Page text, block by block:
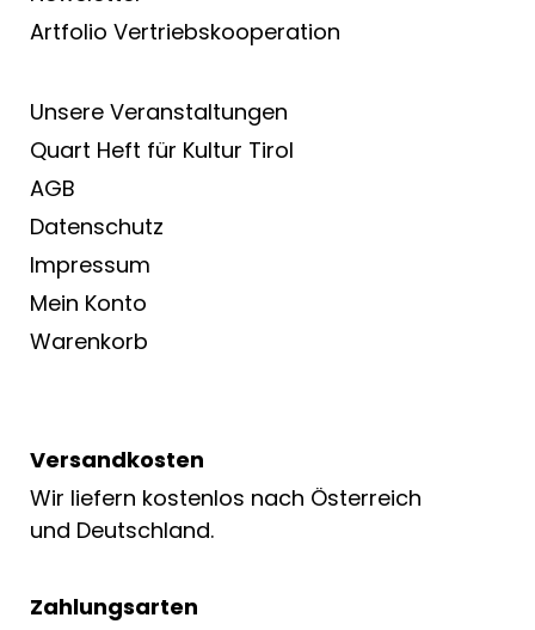
Artfolio Vertriebs­kooperation
Unsere Veranstaltungen
Quart Heft für Kultur Tirol
AGB
Datenschutz
Impressum
Mein Konto
Warenkorb
Versandkosten
Wir liefern kostenlos nach Österreich
und Deutschland.
Zahlungsarten